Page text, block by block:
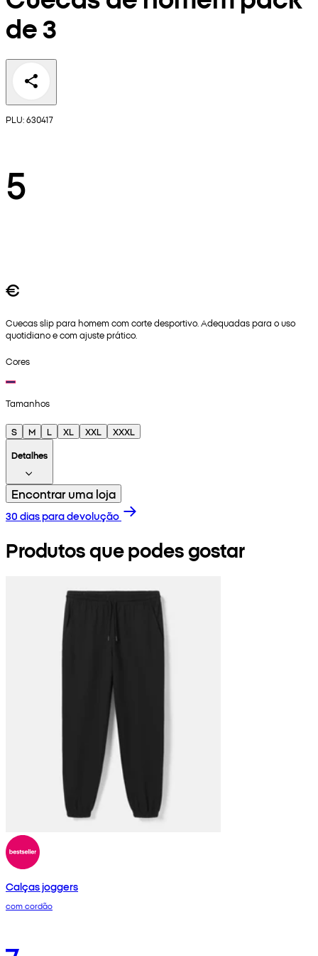
de 3
PLU: 630417
5
€
Cuecas slip para homem com corte desportivo. Adequadas para o uso
quotidiano e com ajuste prático.
Cores
Tamanhos
S M L XL XXL
XXXL
Detalhes
Encontrar uma loja
30 dias para devolução
Produtos que podes gostar
Calças joggers
com cordão